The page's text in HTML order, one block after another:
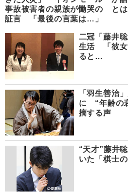
事故被害者の親族が慟哭の
証言 「最後の言葉は…」
と
二冠「藤井
生活 「彼女
ると…
「羽生善治
に “年齢の
摘する声
“天才”藤井
いた「棋士